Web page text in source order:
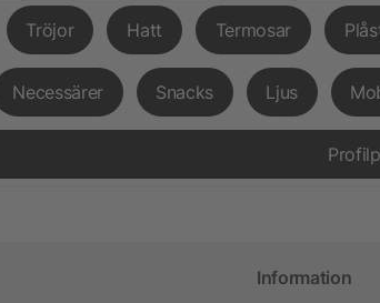
Tröjor Hatt Termosar
Necessärer Snacks Ljus
Information